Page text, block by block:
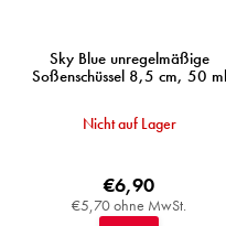
Sky Blue unregelmäßige
Soßenschüssel 8,5 cm, 50 ml
Nicht auf Lager
€5,70 ohne MwSt.
€6,90